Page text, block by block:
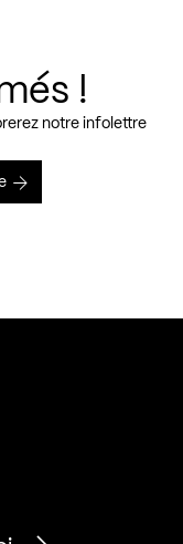
!
notre infolettre